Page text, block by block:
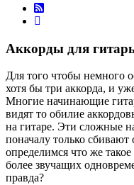
rss
Аккорды для
Для того чтобы немного
хотя бы три аккорда, и
Многие начинающие
видят то обилие
на гитаре. Эти сложные
поначалу только сбивают
определимся что же
более звучащих
правда?